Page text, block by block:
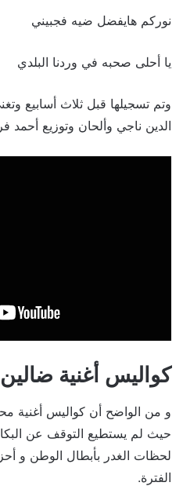
نوركم هايفضل ضيه فجبيني
يا أحلى صحبه في وردنا البلدي
وتم تسجيلها قبل ثلاث أسابيع
الدين ناجي وألحان وتوزيع أحمد
كواليس أغنية
و من الواضح أن كواليس أغنية
حيث لم يستطيع التوقف عن البكاء
لحظات الغدر بأبطال الوطن و
الفترة.